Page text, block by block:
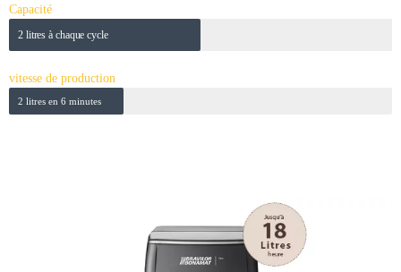
Capacité
2 litres à chaque cycle
vitesse de production
2 litres en 6 minutes